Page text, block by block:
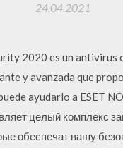
24.04.2021
2020 es un antivirus
y avanzada que
ayudarlo a ESET
целый комплекс
обеспечат вашу